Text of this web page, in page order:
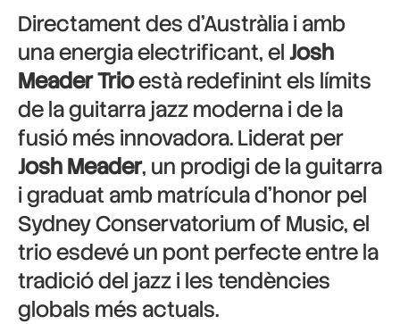
Directament des d’Austràlia i amb
una energia electrificant, elJosh
Meader Trioestà redefinint els límits
de la guitarra jazz moderna i de la
fusió més innovadora. Liderat per
Josh Meader, un prodigi de la guitarra
i graduat amb matrícula d’honor pel
Sydney Conservatorium of Music, el
trio esdevé un pont perfecte entre la
tradició del jazz i les tendències
globals més actuals.